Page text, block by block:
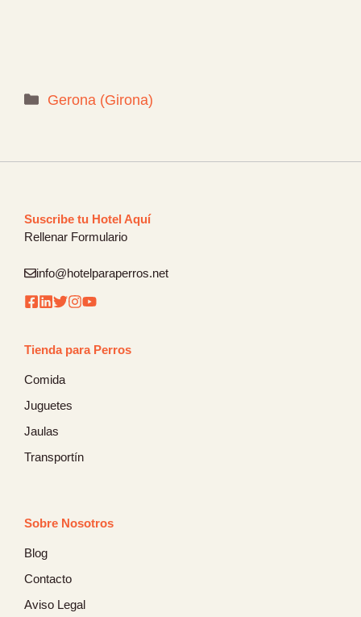
Categorías
Gerona (Girona)
Suscribe tu Hotel Aquí
Rellenar Formulario
info@hotelparaperros.net
Tienda para Perros
Comida
Juguetes
Jaulas
Transportín
Sobre Nosotros
Blog
Contacto
Aviso Legal